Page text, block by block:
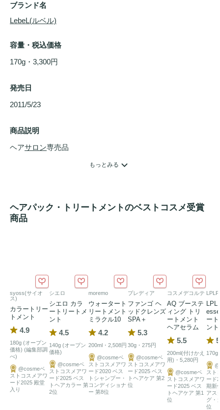
ブランド名
LebeL(ルベル)
容量・税込価格
170g・3,300円
発売日
2011/5/23
商品説明
ヘアサロン専売品
もっとみる
ヘアパック・トリートメントのベストコスメ受賞
商品
syoss(サイオ
ス)
カラートリー
トメント
4.9
180g (オープン
価格) (編集部調
べ)
@cosmeベ
ストコスメアワ
ード2025 殿堂
入り
シエロ
シエロ カラ
ートリートメ
ント
4.5
140g (オープン
価格)
@cosmeベ
ストコスメアワ
ード2025 ベス
トヘアカラー 第
2位
moremo
ウォータート
リートメント
ミラクル10
4.2
200ml・2,508円
@cosmeベ
ストコスメアワ
ード2020 ベス
トシャンプー・
コンディショナ
ー 第8位
プレディア
ファンゴ ヘ
ッドクレンズ
SPA＋
5.3
30g・275円
@cosmeベ
ストコスメアワ
ード2025 ベス
トヘアケア 第2
位
コスメデコルテ
AQ ブーステ
ィング トリ
ートメント
ヘアセラム
5.5
200ml(付けかえ
用)・5,280円
@cosmeベ
ストコスメアワ
ード2025 ベス
トヘアケア 第1
位
ー
ント
170g
スト
ード
期新
アス
グ・
位